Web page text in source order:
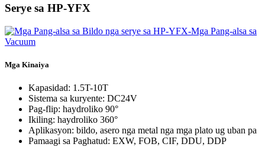
Serye sa HP-YFX
Mga Kinaiya
Kapasidad: 1.5T-10T
Sistema sa kuryente: DC24V
Pag-flip: haydroliko 90°
Ikiling: haydroliko 360°
Aplikasyon: bildo, asero nga metal nga mga plato ug uban pa
Pamaagi sa Paghatud: EXW, FOB, CIF, DDU, DDP